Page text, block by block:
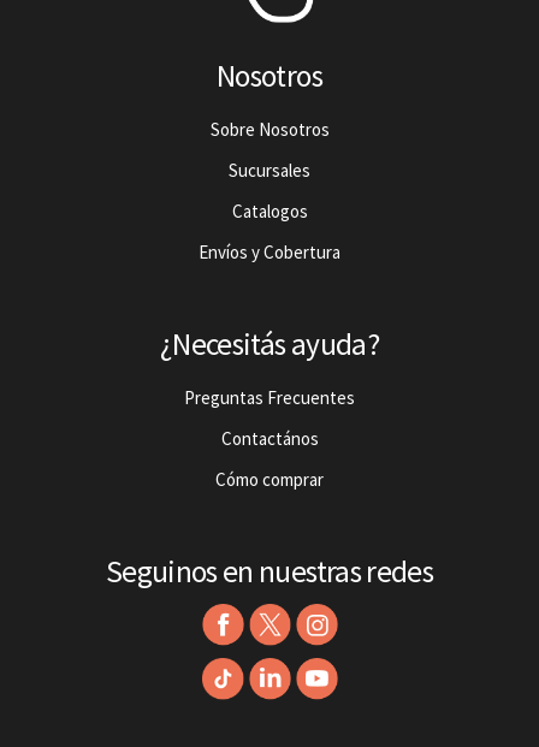
Nosotros
Sobre Nosotros
Sucursales
Catalogos
Envíos y Cobertura
¿Necesitás ayuda?
Preguntas Frecuentes
Contactános
Cómo comprar
Seguinos en nuestras redes